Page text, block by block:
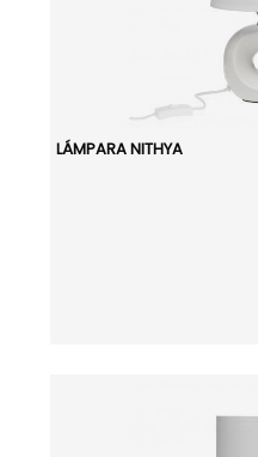
LÁMPARA NITHYA